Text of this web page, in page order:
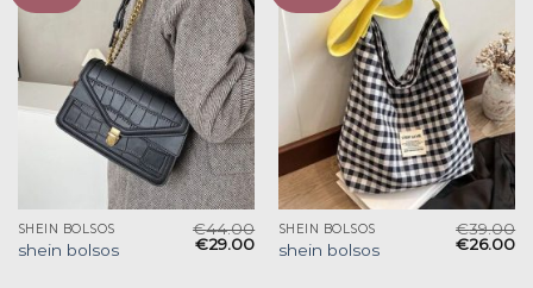
SHEIN BOLSOS
shein bolsos
€44.00
€29.00
SHEIN BOLSOS
shein bolsos
€39.00
€26.00